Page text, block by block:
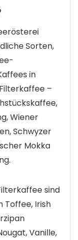
Sorten,
in
–
Wiener
Schwyzer
Mokka
sind
Toffee, Irish
Vanille,